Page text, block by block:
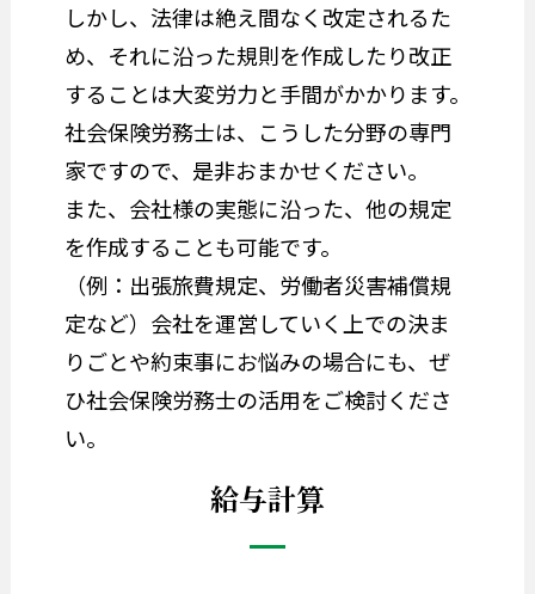
しかし、法律は絶え間なく改定されるた
め、それに沿った規則を作成したり改正
することは大変労力と手間がかかります。
社会保険労務士は、こうした分野の専門
家ですので、是非おまかせください。
また、会社様の実態に沿った、他の規定
を作成することも可能です。
（例：出張旅費規定、労働者災害補償規
定など）会社を運営していく上での決ま
りごとや約束事にお悩みの場合にも、ぜ
ひ社会保険労務士の活用をご検討くださ
い。
給与計算